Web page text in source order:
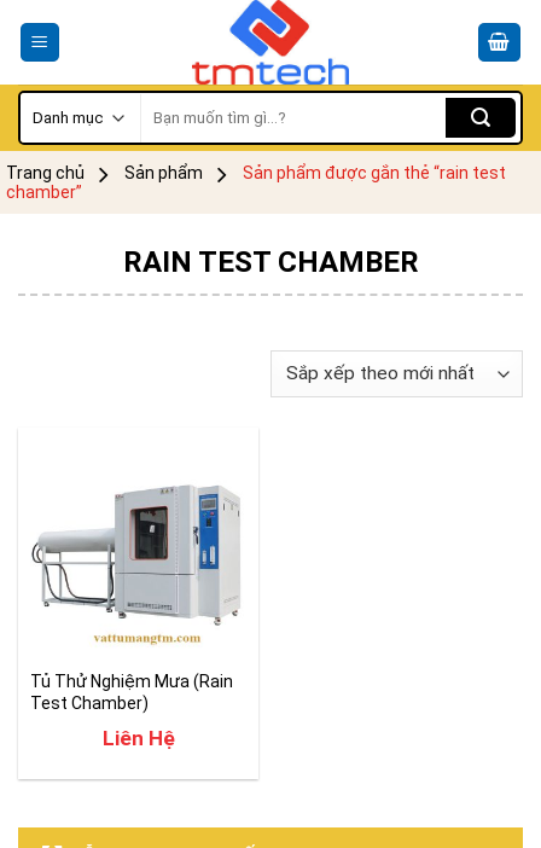
kiếm:
Trang chủ Sản phẩm
Sản phẩm được gắn thẻ “rain test
chamber”
RAIN TEST CHAMBER
Tủ Thử Nghiệm Mưa (Rain
Test Chamber)
Liên Hệ